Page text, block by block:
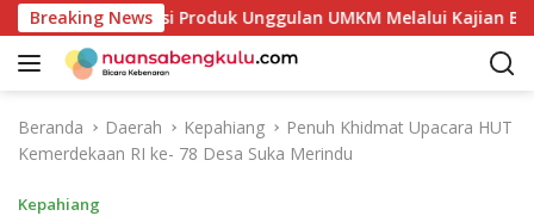
a
Breaking News
Potensi Produk Unggulan UMKM Melalui Kajian Bank
Beranda Daerah Kepahiang
Penuh Khidmat Upacara HUT
Kemerdekaan RI ke- 78 Desa Suka Merindu
Kepahiang